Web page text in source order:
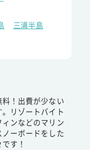
三浦半島
！出費が少ない
リゾートバイト
ンなどのマリン
ーボードをした
す！